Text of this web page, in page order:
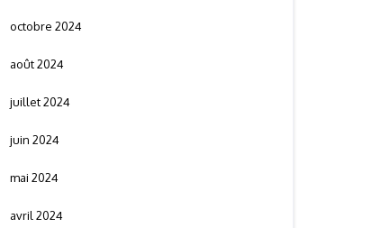
octobre 2024
août 2024
juillet 2024
juin 2024
mai 2024
avril 2024